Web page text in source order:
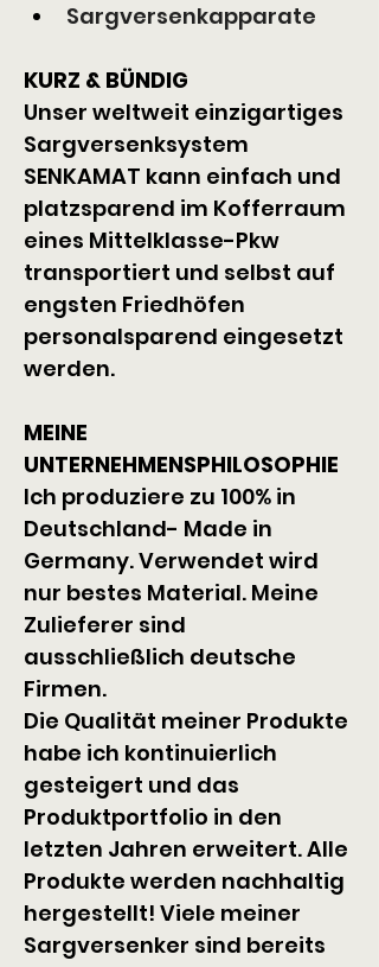
Sargversenkapparate
KURZ & BÜNDIG
Unser weltweit einzigartiges
Sargversenksystem
SENKAMAT kann einfach und
platzsparend im Kofferraum
eines Mittelklasse-Pkw
transportiert und selbst auf
engsten Friedhöfen
personalsparend eingesetzt
werden.
MEINE
UNTERNEHMENSPHILOSOPHIE
Ich produziere zu 100% in
Deutschland- Made in
Germany. Verwendet wird
nur bestes Material. Meine
Zulieferer sind
ausschließlich deutsche
Firmen.
Die Qualität meiner Produkte
habe ich kontinuierlich
gesteigert und das
Produktportfolio in den
letzten Jahren erweitert. Alle
Produkte werden nachhaltig
hergestellt! Viele meiner
Sargversenker sind bereits